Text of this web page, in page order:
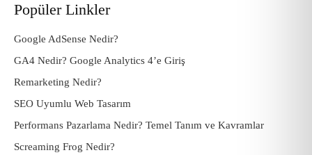
Popüler Linkler
Google AdSense Nedir?
GA4 Nedir? Google Analytics 4’e Giriş
Remarketing Nedir?
SEO Uyumlu Web Tasarım
Performans Pazarlama Nedir? Temel Tanım ve Kavramlar
Screaming Frog Nedir?